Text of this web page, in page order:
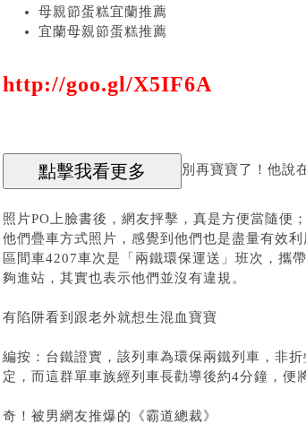
母親節蛋糕宜蘭推薦
宜蘭母親節蛋糕推薦
http://goo.gl/X5IF6A
別再寶寶了！他說
照片PO上臉書後，網友抨擊，真是方便當隨便
他們疊車方式照片，感覺到他們也是盡量有效
區間車4207車次是「兩鐵環保運送」班次，攜
夠進站，其實也表示他們並沒有違規。
有陷阱看到跟老外就想生混血寶寶
編按：台鐵證實，該列車為環保兩鐵列車，非
定，而這群單車族經列車長勸導後約4分鐘，便
奇！被男網友推爆的《霸道總裁》